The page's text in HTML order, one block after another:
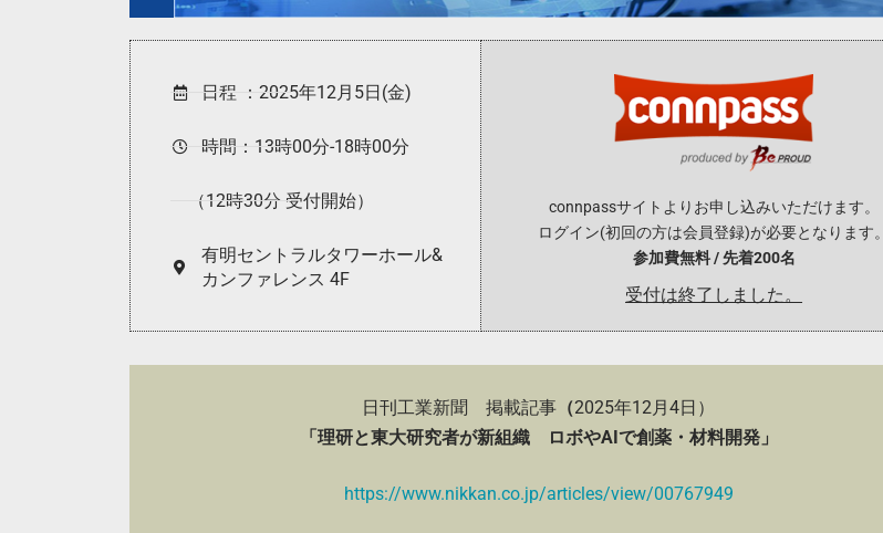
日程 ：2025年12月5日(金)
時間：13時00分-18時00分
（12時30分 受付開始）
有明セントラルタワーホール&
カンファレンス 4F
connpassサイトよりお申し込みいただけます。
ログイン(初回の方は会員登録)が必要となります。
参加費無料 / 先着200名
受付は終了しました。
日刊工業新聞 掲載記事 （2025年12月4日）
「理研と東大研究者が新組織 ロボやAIで創薬・材料開発」
https://www.nikkan.co.jp/articles/view/00767949